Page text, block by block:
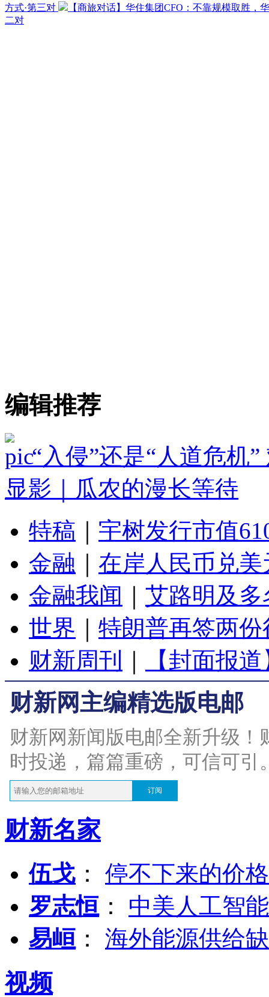
方式·第三对
【商旅对话】华住集团CFO：不靠规模取胜，
二对
编辑推荐
“入侵”还是“人道危机
显影｜瓜农的漫长等待
特稿
宇树发行市值
金融
在岸人民币兑
金融我闻
艾路明及
世界
特朗普再签两
财新周刊
【封面报
财新网主编精选版电邮
财新网新闻版电邮全新升级
时投递，篇篇重磅，可信可引
订阅
财新名家
伍戈 ： 停不下来的价
罗志恒 ： 中美人工智
易峘 ： 海外能源供给
视频